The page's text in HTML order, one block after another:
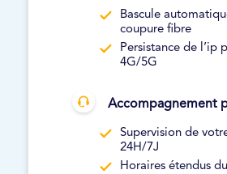
Bascule
coupure fibre
Persistance de l’ip
4G/5G
Accompagnement
Supervision de
24H/7J
Horaires étendus